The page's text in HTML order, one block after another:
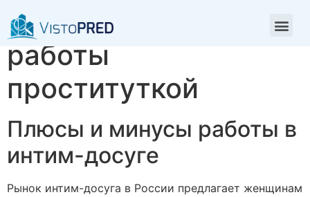
Плюсы и минусы
работы
проституткой
Плюсы и минусы работы в
интим-досуге
Рынок интим-досуга в России предлагает женщинам